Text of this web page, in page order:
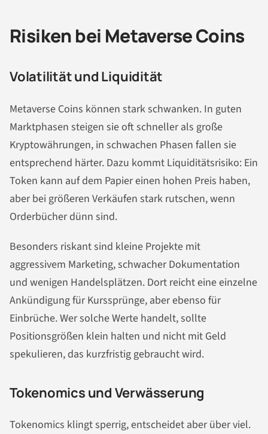
Risiken bei Metaverse Coins
Volatilität und Liquidität
Metaverse Coins können stark schwanken. In guten
Marktphasen steigen sie oft schneller als große
Kryptowährungen, in schwachen Phasen fallen sie
entsprechend härter. Dazu kommt Liquiditätsrisiko: Ein
Token kann auf dem Papier einen hohen Preis haben,
aber bei größeren Verkäufen stark rutschen, wenn
Orderbücher dünn sind.
Besonders riskant sind kleine Projekte mit
aggressivem Marketing, schwacher Dokumentation
und wenigen Handelsplätzen. Dort reicht eine einzelne
Ankündigung für Kurssprünge, aber ebenso für
Einbrüche. Wer solche Werte handelt, sollte
Positionsgrößen klein halten und nicht mit Geld
spekulieren, das kurzfristig gebraucht wird.
Tokenomics und Verwässerung
Tokenomics klingt sperrig, entscheidet aber über viel.